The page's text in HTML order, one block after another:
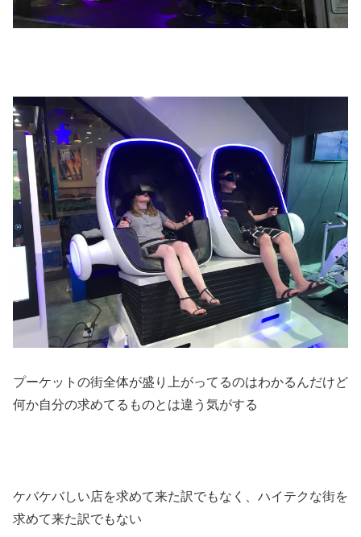
プーケットの街全体が盛り上がってるのはわかるんだけど
何か自分の求めてるものとは違う気がする
ケバケバしい店を求めて来た訳でもなく、ハイテクな街を
求めて来た訳でもない